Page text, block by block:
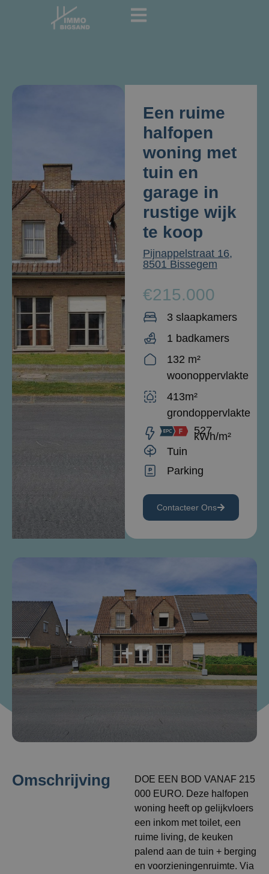
Een ruime
halfopen
woning met
tuin en
garage in
rustige wijk
te koop
Pijnappelstraat 16,
8501 Bissegem
€215.000
3 slaapkamers
1 badkamers
132 m²
woonoppervlakte
413m²
grondoppervlakte
527
kWh/m²
Tuin
Parking
Contacteer Ons
+11
Omschrijving
DOE EEN BOD VANAF 215
000 EURO. Deze halfopen
woning heeft op gelijkvloers
een inkom met toilet, een
ruime living, de keuken
palend aan de tuin + berging
en voorzieningenruimte. Via